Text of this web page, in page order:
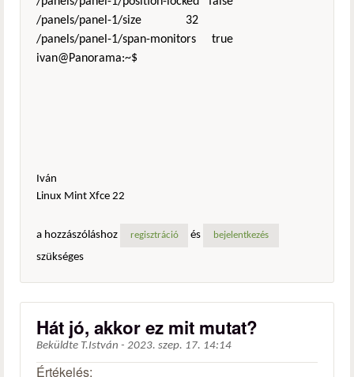
/panels/panel-1/size 32
/panels/panel-1/span-monitors true
ivan@Panorama:~$
Iván
Linux Mint Xfce 22
a hozzászóláshoz regisztráció és bejelentkezés
szükséges
Hát jó, akkor ez mit mutat?
Beküldte T.István - 2023. szep. 17. 14:14
Értékelés: